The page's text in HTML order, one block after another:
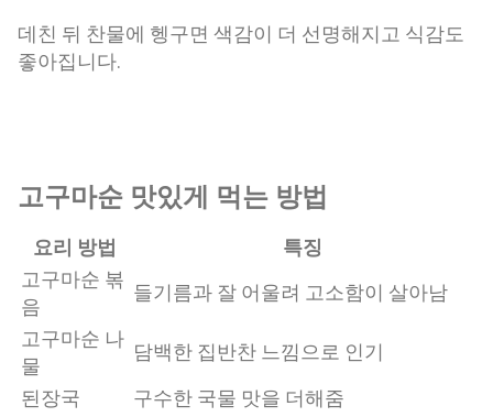
데친 뒤 찬물에 헹구면 색감이 더 선명해지고 식감도
좋아집니다.
고구마순 맛있게 먹는 방법
요리 방법
특징
고구마순 볶
음
들기름과 잘 어울려 고소함이 살아남
고구마순 나
물
담백한 집반찬 느낌으로 인기
된장국
구수한 국물 맛을 더해줌